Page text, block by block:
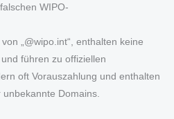
WIPO-
„@wipo.int“, enthalten keine
führen zu offiziellen
oft Vorauszahlung und enthalten
Domains.